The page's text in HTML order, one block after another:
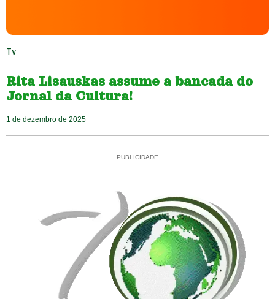
Tv
Rita Lisauskas assume a bancada do
Jornal da Cultura!
1 de dezembro de 2025
PUBLICIDADE